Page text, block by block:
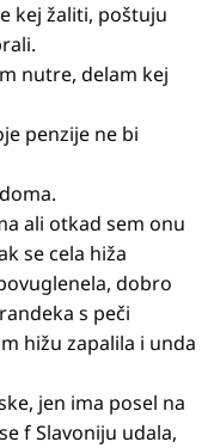
kej žaliti, poštuju
nutre, delam kej
penzije ne bi
ali otkad sem onu
se cela hiža
dobro
s peči
hižu zapalila i unda
jen ima posel na
f Slavoniju udala,